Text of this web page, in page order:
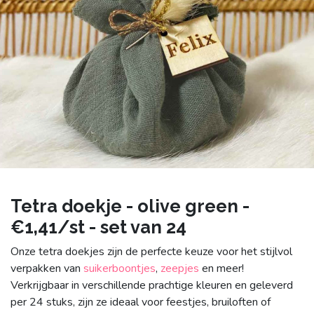
Tetra doekje - olive green -
€1,41/st - set van 24
Onze tetra doekjes zijn de perfecte keuze voor het stijlvol
verpakken van suikerboontjes, zeepjes en meer!
Verkrijgbaar in verschillende prachtige kleuren en geleverd
per 24 stuks, zijn ze ideaal voor feestjes, bruiloften of